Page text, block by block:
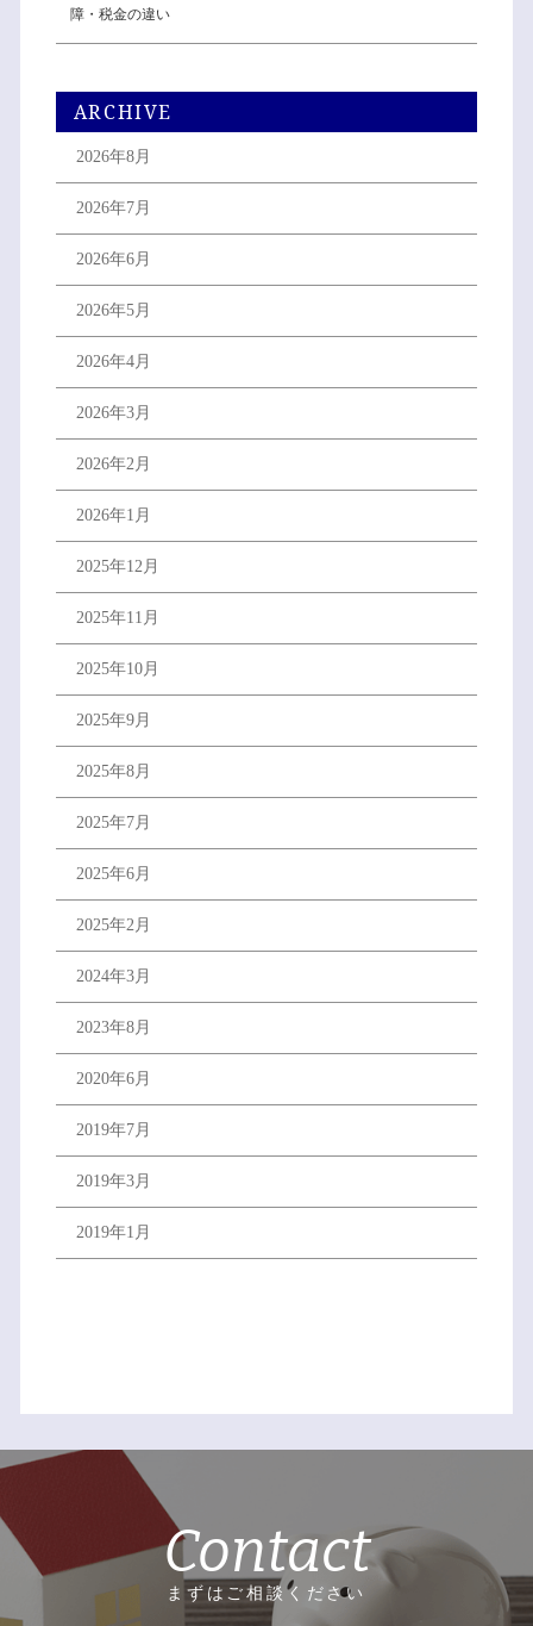
障・税金の違い
ARCHIVE
2026年8月
2026年7月
2026年6月
2026年5月
2026年4月
2026年3月
2026年2月
2026年1月
2025年12月
2025年11月
2025年10月
2025年9月
2025年8月
2025年7月
2025年6月
2025年2月
2024年3月
2023年8月
2020年6月
2019年7月
2019年3月
2019年1月
Contact
まずはご相談ください